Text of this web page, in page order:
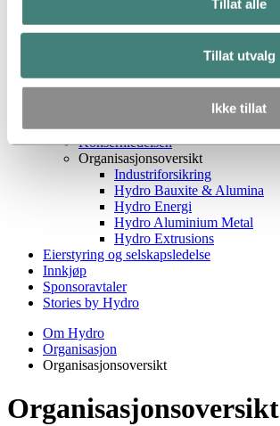
Tillat alle
Tillat utvalg
Ikke tillat
Industrier som betyr noe
Hydro-lokasjoner i Norge
Styret i Hydro
Konsernledelsen
Organisasjonsoversikt
Industriforsikring
Hydro Bauxite & Alumina
Hydro Energi
Hydro Aluminium Metal
Hydro Extrusions
Eierstyring og selskapsledelse
Innkjøp
Sponsoravtaler
Stories by Hydro
Om Hydro
Organisasjon
Organisasjonsoversikt
Organisasjonsoversikt